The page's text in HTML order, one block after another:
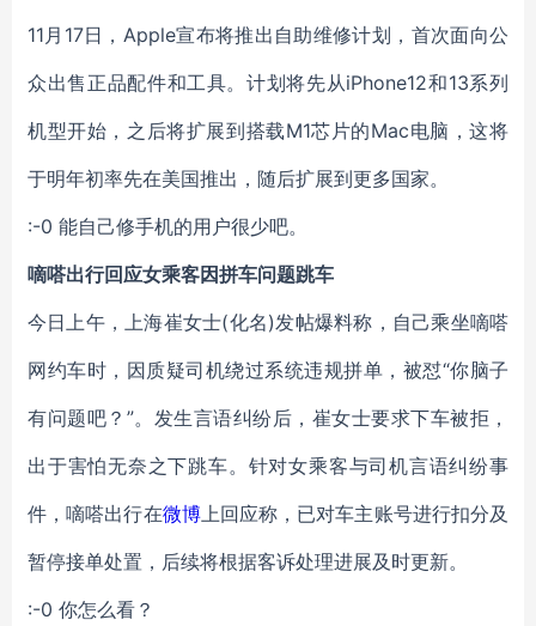
11月17日，Apple宣布将推出自助维修计划，首次面向公
众出售正品配件和工具。计划将先从iPhone12和13系列
机型开始，之后将扩展到搭载M1芯片的Mac电脑，这将
于明年初率先在美国推出，随后扩展到更多国家。
:-0 能自己修手机的用户很少吧。
嘀嗒出行回应女乘客因拼车问题跳车
今日上午，上海崔女士(化名)发帖爆料称，自己乘坐嘀嗒
网约车时，因质疑司机绕过系统违规拼单，被怼“你脑子
有问题吧？”。发生言语纠纷后，崔女士要求下车被拒，
出于害怕无奈之下跳车。针对女乘客与司机言语纠纷事
件，嘀嗒出行在微博上回应称，已对车主账号进行扣分及
暂停接单处置，后续将根据客诉处理进展及时更新。
:-0 你怎么看？